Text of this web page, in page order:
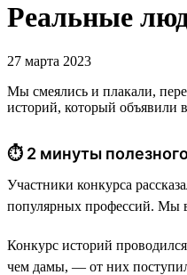
Реальные
27 марта 2023
Мы смеялись и плакали,
историй, который объявили
⏱ 2 минуты
Участники конкурса
популярных профессий. Мы
Конкурс историй
чем дамы, — от них